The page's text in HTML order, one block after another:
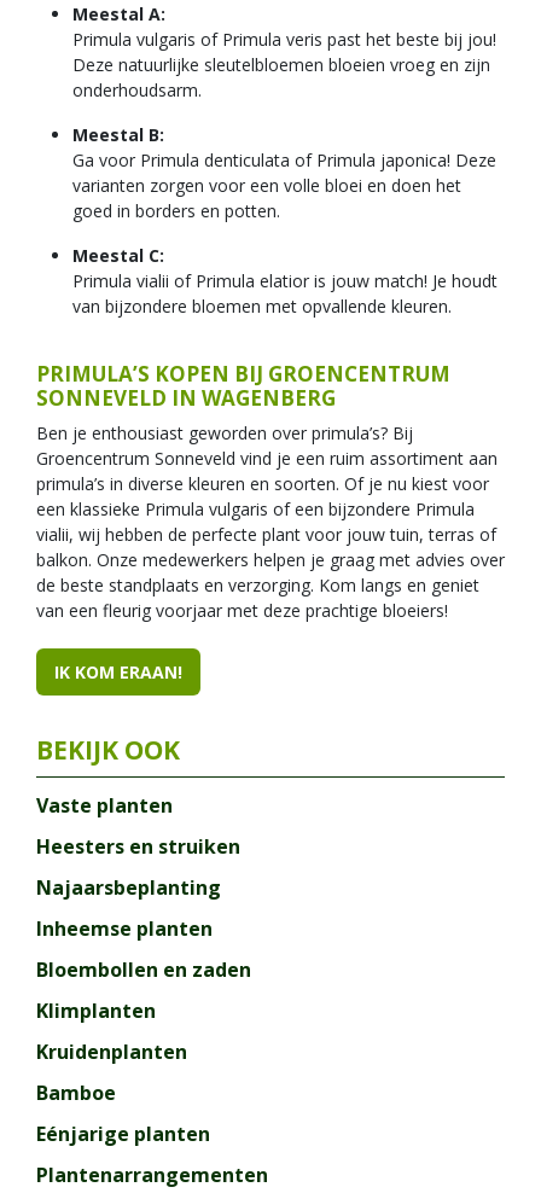
Meestal A:
Primula vulgaris of Primula veris past het beste bij jou!
Deze natuurlijke sleutelbloemen bloeien vroeg en zijn
onderhoudsarm.
Meestal B:
Ga voor Primula denticulata of Primula japonica! Deze
varianten zorgen voor een volle bloei en doen het
goed in borders en potten.
Meestal C:
Primula vialii of Primula elatior is jouw match! Je houdt
van bijzondere bloemen met opvallende kleuren.
PRIMULA’S KOPEN BIJ GROENCENTRUM
SONNEVELD IN WAGENBERG
Ben je enthousiast geworden over primula’s? Bij
Groencentrum Sonneveld vind je een ruim assortiment aan
primula’s in diverse kleuren en soorten. Of je nu kiest voor
een klassieke Primula vulgaris of een bijzondere Primula
vialii, wij hebben de perfecte plant voor jouw tuin, terras of
balkon. Onze medewerkers helpen je graag met advies over
de beste standplaats en verzorging. Kom langs en geniet
van een fleurig voorjaar met deze prachtige bloeiers!
IK KOM ERAAN!
Vaste planten
Heesters en struiken
Najaarsbeplanting
Inheemse planten
Bloembollen en zaden
Klimplanten
Kruidenplanten
Bamboe
Eénjarige planten
Plantenarrangementen